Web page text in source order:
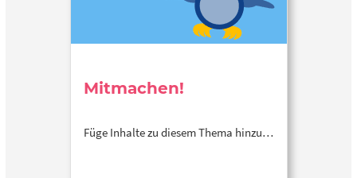
Mitmachen!
Füge Inhalte zu diesem Thema hinzu…